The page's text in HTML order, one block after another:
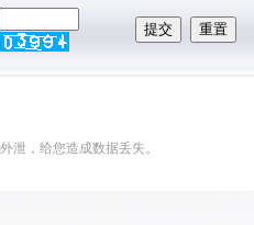
泄，给您造成数据丢失。